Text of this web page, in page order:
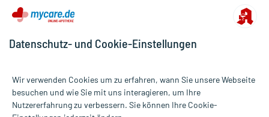
abgegeben.
Alle Preise gelten inkl. MwSt., ggf. zzgl. Versandkosten
Datenschutz- und Cookie-Einstellungen
Wir verwenden Cookies um zu erfahren, wann Sie unsere Webseite
besuchen und wie Sie mit uns interagieren, um Ihre
Nutzererfahrung zu verbessern. Sie können Ihre Cookie-